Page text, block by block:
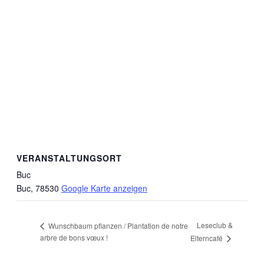
VERANSTALTUNGSORT
Buc
Buc, 78530 Google Karte anzeigen
Wunschbaum pflanzen / Plantation de notre
arbre de bons vœux !
Leseclub &
Elterncafé